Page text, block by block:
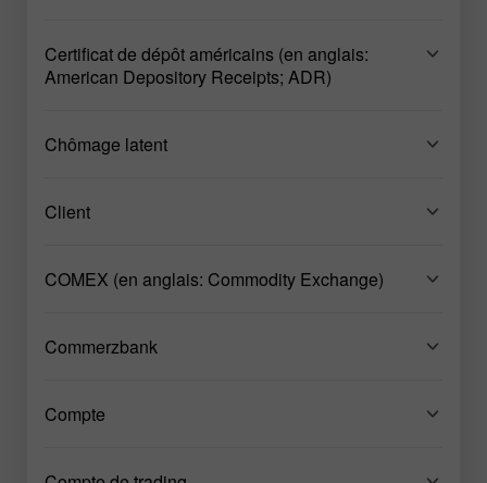
Certificat de dépôt américains (en anglais:
American Depository Receipts; ADR)
Chômage latent
Client
COMEX (en anglais: Commodity Exchange)
Commerzbank
Compte